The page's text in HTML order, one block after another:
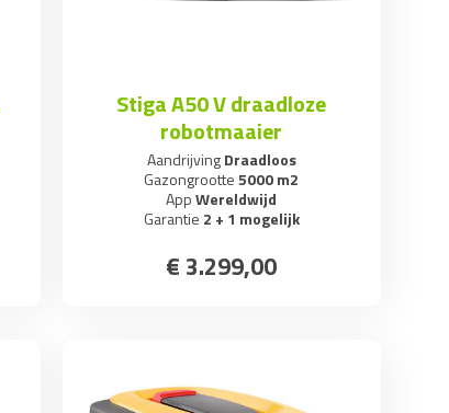
Stiga A50 V draadloze
robotmaaier
AandrijvingDraadloos
Gazongrootte5000 m2
AppWereldwijd
Garantie 2 + 1 mogelijk
€ 3.299,00